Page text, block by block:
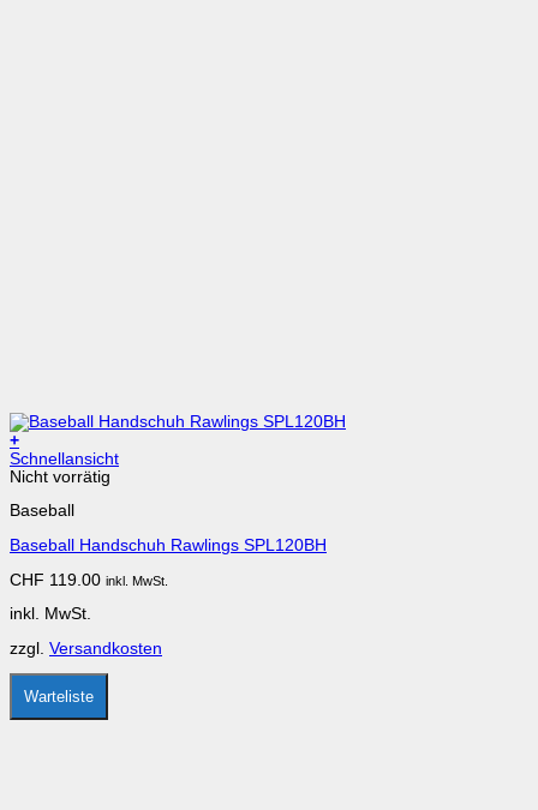
+
Dieses
Produkt
mehrere
auf.
Optionen
auf
Produktseite
gewählt
werden
Schnellansicht
Nicht vorrätig
Baseball
Baseball Handschuh Rawlings SPL120BH
CHF 119.00 inkl. MwSt.
inkl. MwSt.
zzgl. Versandkosten
Warteliste